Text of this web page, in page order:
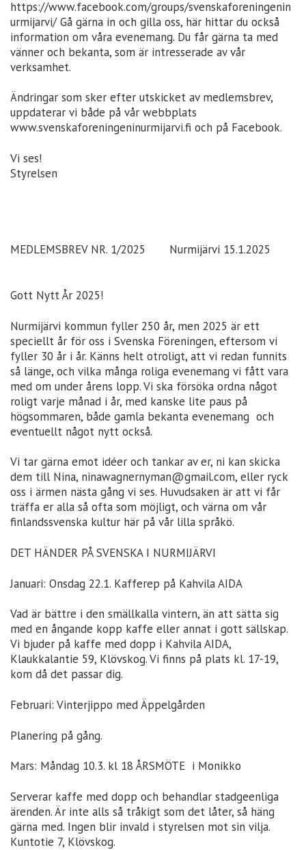
https://www.facebook.com/groups/svenskaforeningenin
urmijarvi/ Gå gärna in och gilla oss, här hittar du också
information om våra evenemang. Du får gärna ta med
vänner och bekanta, som är intresserade av vår
verksamhet.
Ändringar som sker efter utskicket av medlemsbrev,
uppdaterar vi både på vår webbplats
www.svenskaforeningeninurmijarvi.fi och på Facebook.
Vi ses!
Styrelsen
MEDLEMSBREV NR. 1/2025 Nurmijärvi 15.1.2025
Gott Nytt År 2025!
Nurmijärvi kommun fyller 250 år, men 2025 är ett
speciellt år för oss i Svenska Föreningen, eftersom vi
fyller 30 år i år. Känns helt otroligt, att vi redan funnits
så länge, och vilka många roliga evenemang vi fått vara
med om under årens lopp. Vi ska försöka ordna något
roligt varje månad i år, med kanske lite paus på
högsommaren, både gamla bekanta evenemang och
eventuellt något nytt också.
Vi tar gärna emot idéer och tankar av er, ni kan skicka
dem till Nina, ninawagnernyman@gmail.com, eller ryck
oss i ärmen nästa gång vi ses. Huvudsaken är att vi får
träffa er alla så ofta som möjligt, och värna om vår
finlandssvenska kultur här på vår lilla språkö.
DET HÄNDER PÅ SVENSKA I NURMIJÄRVI
Januari: Onsdag 22.1. Kafferep på Kahvila AIDA
Vad är bättre i den smällkalla vintern, än att sätta sig
med en ångande kopp kaffe eller annat i gott sällskap.
Vi bjuder på kaffe med dopp i Kahvila AIDA,
Klaukkalantie 59, Klövskog. Vi finns på plats kl. 17-19,
kom då det passar dig.
Februari: Vinterjippo med Äppelgården
Planering på gång.
Mars: Måndag 10.3. kl 18 ÅRSMÖTE i Monikko
Serverar kaffe med dopp och behandlar stadgeenliga
ärenden. Är inte alls så tråkigt som det låter, så häng
gärna med. Ingen blir invald i styrelsen mot sin vilja.
Kuntotie 7, Klövskog.